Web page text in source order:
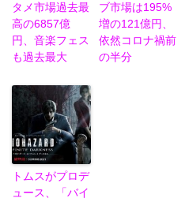
タメ市場過去最
高の6857億
円、音楽フェス
も過去最大
ブ市場は195%
増の121億円、
依然コロナ禍前
の半分
トムスがプロデ
ュース、「バイ